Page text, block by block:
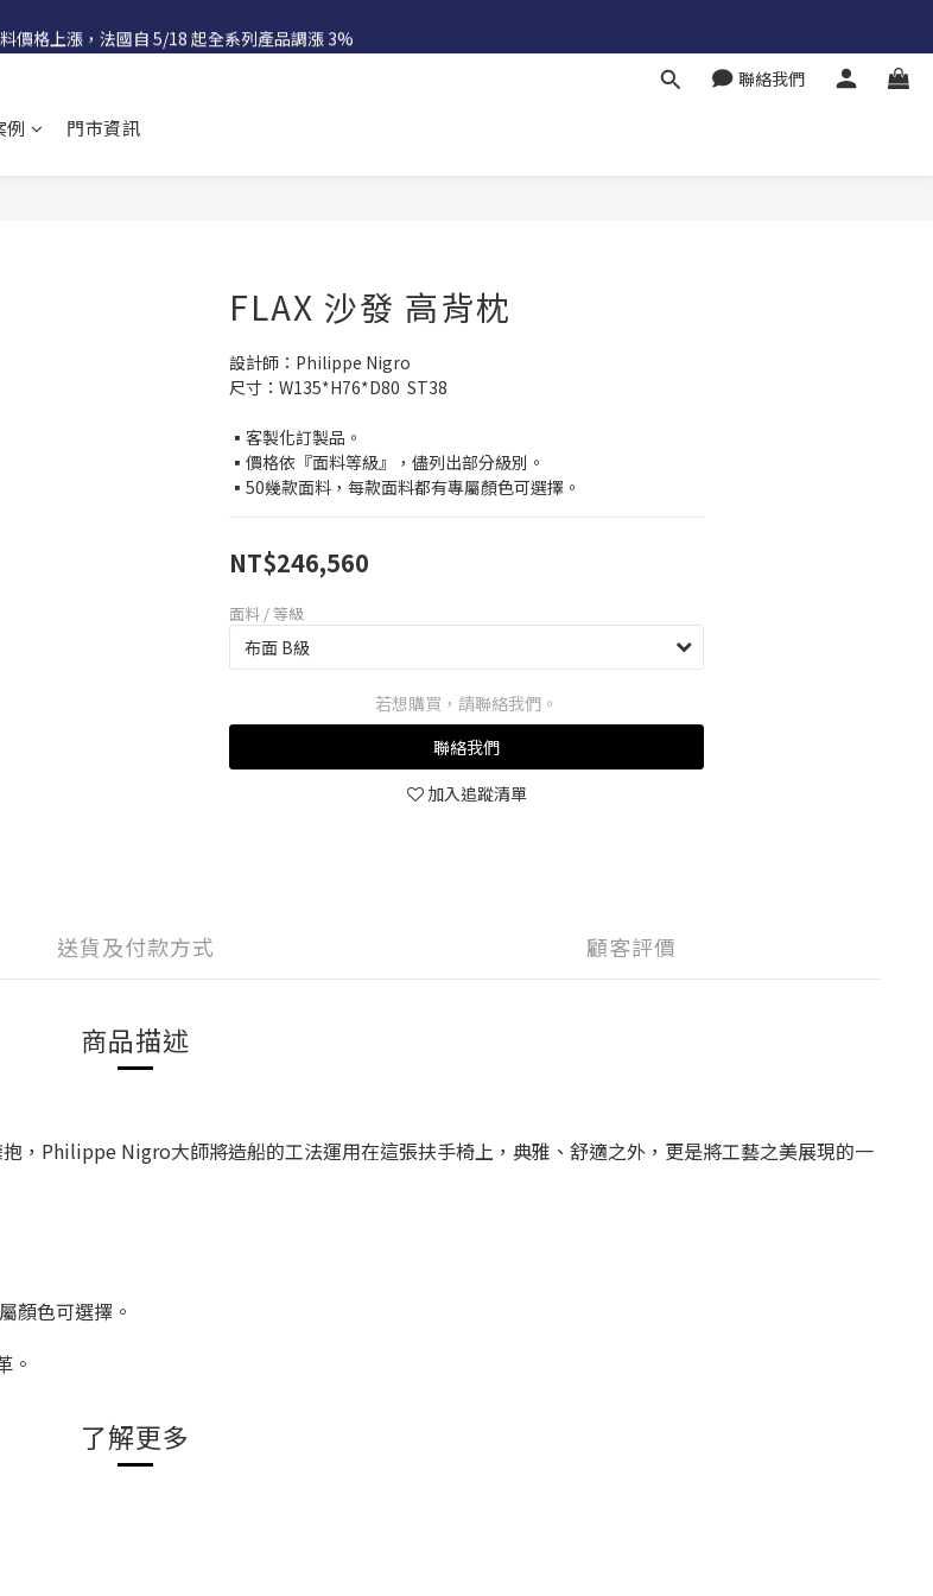
價格上漲，法國自 5/18 起全系列產品調漲 3%
價格上漲，法國自 5/18 起全系列產品調漲 3%
價格上漲，法國自 5/18 起全系列產品調漲 3%
聯絡我們
例 門市資訊
FLAX 沙發 高背枕
設計師：Philippe Nigro
尺寸：W135*H76*D80  ST38
▪客製化訂製品。
▪價格依『面料等級』，儘列出部分級別。
▪50幾款面料，每款面料都有專屬顏色可選擇。
NT$246,560
面料 / 等級
若想購買，請聯絡我們。
聯絡我們
加入追蹤清單
送貨及付款方式 顧客評價
商品描述
，Philippe Nigro大師將造船的工法運用在這張扶手椅上，典雅、舒適之外，更是將工藝之美展現的一
顏色可選擇。
。
了解更多